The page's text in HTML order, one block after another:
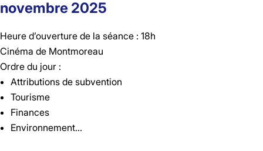
novembre 2025
Heure d’ouverture de la séance : 18h
Cinéma de Montmoreau
Ordre du jour :
Attributions de subvention
Tourisme
Finances
Environnement…